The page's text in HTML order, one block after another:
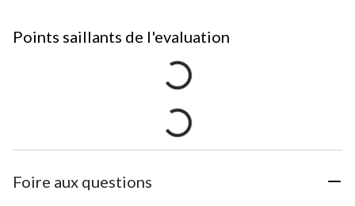
Points saillants de l'evaluation
Foire aux questions